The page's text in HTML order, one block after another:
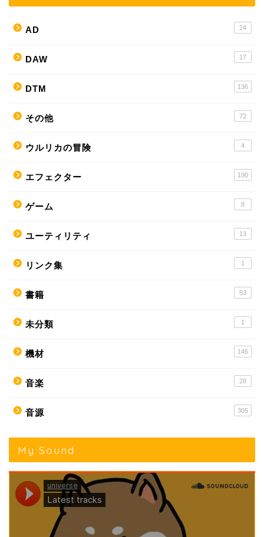
AD 24
DAW 17
DTM 136
その他 72
ウルリカの冒険 4
エフェクター 190
ゲーム 8
ユーティリティ 13
リンク集 1
書籍 53
未分類 1
機材 146
音楽 28
音源 305
My Sound